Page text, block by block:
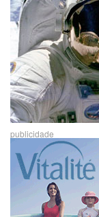
publicidade